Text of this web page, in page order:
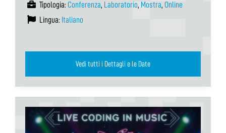
Tipologia: Conferenza, Laboratorio, Mostra, Online
Lingua: Italiano
Vedi tutti i Dettagli e le Date